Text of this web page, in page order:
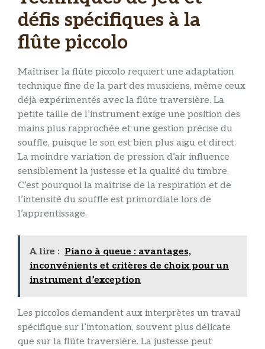
défis spécifiques à la
flûte piccolo
Maîtriser la flûte piccolo requiert une adaptation
technique fine de la part des musiciens, même ceux
déjà expérimentés avec la flûte traversière. La
petite taille de l’instrument exige une position des
mains plus rapprochée et une gestion précise du
souffle, puisque le son est bien plus aigu et direct.
La moindre variation de pression d’air influence
sensiblement la justesse et la qualité du timbre.
C’est pourquoi la maîtrise de la respiration et de
l’intensité du souffle est primordiale lors de
l’apprentissage.
A lire : Piano à queue : avantages,
inconvénients et critères de choix pour un
instrument d’exception
Les piccolos demandent aux interprètes un travail
spécifique sur l’intonation, souvent plus délicate
que sur la flûte traversière. La justesse peut